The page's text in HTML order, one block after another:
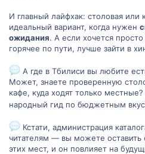
И главный лайфхак: столовая
идеальный вариант, когда нужен
ожидания. А если хочется
горячее по пути, лучше зайти в
А где в Тбилиси вы любите
Может, знаете проверенную
кафе, куда ходят только
народный гид по бюджетным
Кстати, администрация
читателям — вы можете оставить
этих мест, и он повлияет на